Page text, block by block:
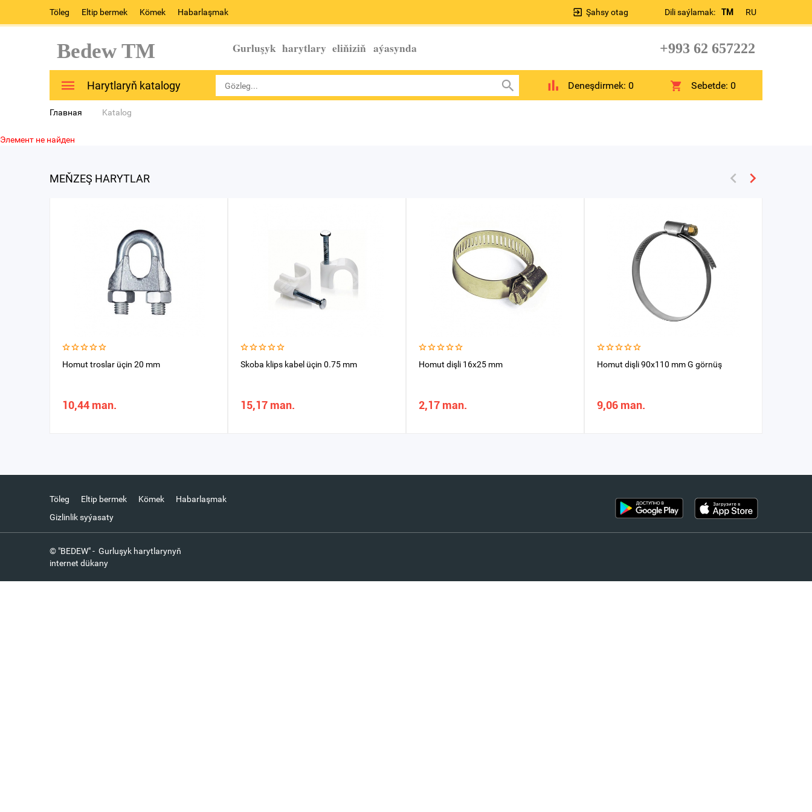
Töleg Eltip bermek Kömek Habarlaşmak Dili saýlamak: TM RU
Şahsy otag
Bedew TM Gurluşyk harytlary eliňiziň aýasynda +993 62 657222
Harytlaryň katalogy Deneşdirmek: 0 Sebetde:0
Главная Katalog
Элемент не найден
MEŇZEŞ HARYTLAR
Homut troslar üçin 20 mm
10,44 man.
Skoba klips kabel üçin 0.75 mm
15,17 man.
Homut dişli 16x25 mm
2,17 man.
Homut dişli 90x110 mm G görnüş
9,06 man.
Töleg Eltip bermek Kömek
Habarlaşmak
Gizlinlik syýasaty
© "BEDEW" - Gurluşyk harytlarynyň
internet dükany